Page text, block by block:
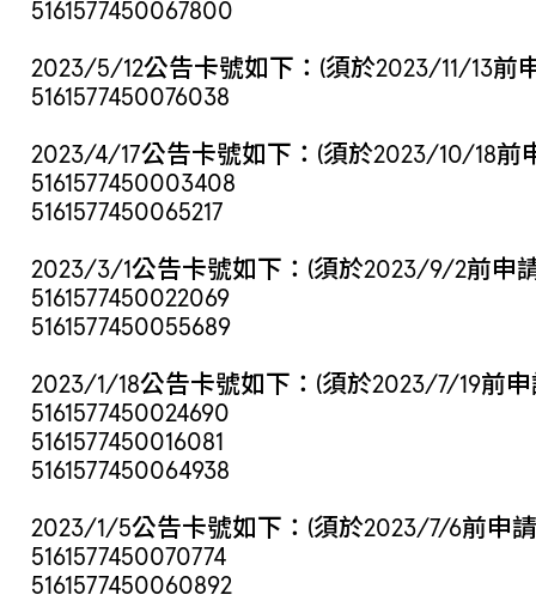
5161577450067800
2023/5/12公告卡號如下：(須於2023/11/13前
5161577450076038
2023/4/17公告卡號如下：(須於2023/10/18前
5161577450003408
5161577450065217
2023/3/1公告卡號如下：(須於2023/9/2前申
5161577450022069
5161577450055689
2023/1/18公告卡號如下：(須於2023/7/19前
5161577450024690
5161577450016081
5161577450064938
2023/1/5公告卡號如下：(須於2023/7/6前申
5161577450070774
5161577450060892